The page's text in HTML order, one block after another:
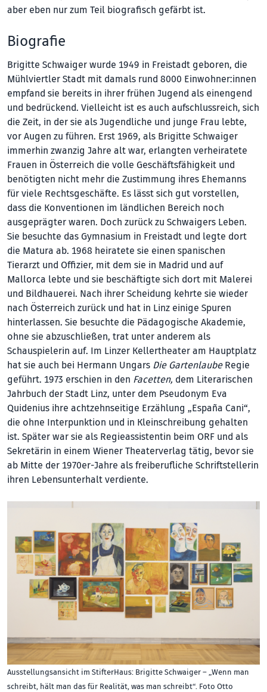
aber eben nur zum Teil biografisch gefärbt ist.
Biografie
Brigitte Schwaiger wurde 1949 in Freistadt geboren, die
Mühlviertler Stadt mit damals rund 8000 Einwohner:innen
empfand sie bereits in ihrer frühen Jugend als einengend
und bedrückend. Vielleicht ist es auch aufschlussreich, sich
die Zeit, in der sie als Jugendliche und junge Frau lebte,
vor Augen zu führen. Erst 1969, als Brigitte Schwaiger
immerhin zwanzig Jahre alt war, erlangten verheiratete
Frauen in Österreich die volle Geschäftsfähigkeit und
benötigten nicht mehr die Zustimmung ihres Ehemanns
für viele Rechtsgeschäfte. Es lässt sich gut vorstellen,
dass die Konventionen im ländlichen Bereich noch
ausgeprägter waren. Doch zurück zu Schwaigers Leben.
Sie besuchte das Gymnasium in Freistadt und legte dort
die Matura ab. 1968 heiratete sie einen spanischen
Tierarzt und Offizier, mit dem sie in Madrid und auf
Mallorca lebte und sie beschäftigte sich dort mit Malerei
und Bildhauerei. Nach ihrer Scheidung kehrte sie wieder
nach Österreich zurück und hat in Linz einige Spuren
hinterlassen. Sie besuchte die Pädagogische Akademie,
ohne sie abzuschließen, trat unter anderem als
Schauspielerin auf. Im Linzer Kellertheater am Hauptplatz
hat sie auch bei Hermann Ungars Die GartenlaubeRegie
geführt. 1973 erschien in den Facetten, dem Literarischen
Jahrbuch der Stadt Linz, unter dem Pseudonym Eva
Quidenius ihre achtzehnseitige Erzählung „España Cani“,
die ohne Interpunktion und in Kleinschreibung gehalten
ist. Später war sie als Regieassistentin beim ORF und als
Sekretärin in einem Wiener Theaterverlag tätig, bevor sie
ab Mitte der 1970er-Jahre als freiberufliche Schriftstellerin
ihren Lebensunterhalt verdiente.
Ausstellungsansicht im StifterHaus: Brigitte Schwaiger – „Wenn man
schreibt, hält man das für Realität, was man schreibt“. Foto Otto